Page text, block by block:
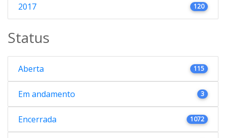
2017 120
Status
Aberta 115
Em andamento 3
Encerrada 1072